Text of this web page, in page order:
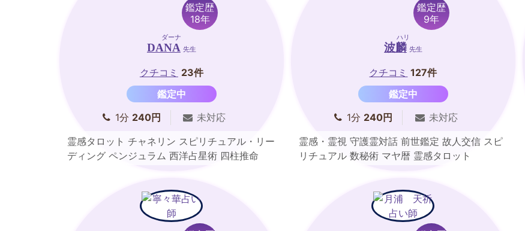
鑑定歴
18年
ダーナ
DANA 先生
クチコミ 23件
鑑定中
1分 240円
未対応
霊感タロット チャネリン スピリチュアル・リー
ディング ペンジュラム 西洋占星術 四柱推命
鑑定歴
9年
ハリ
波麟 先生
クチコミ 127件
鑑定中
1分 240円
未対応
霊感・霊視 守護霊対話 前世鑑定 故人交信 スピ
リチュアル 数秘術 マヤ暦 霊感タロット